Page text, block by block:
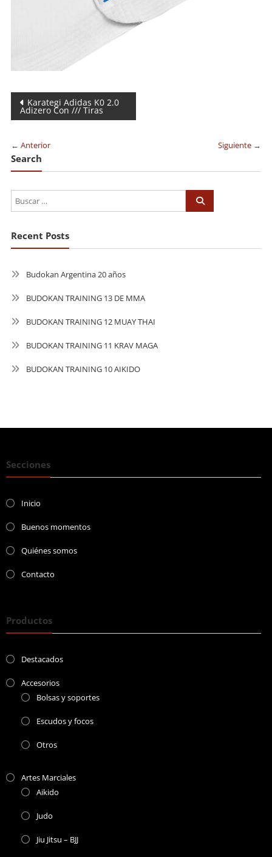
Navegación
de
entradas
Karategi Adidas K0 2.0
Adizero Con /// Tiras
← Anterior Siguiente →
Search
Recent Posts
Budokan Argentina 20 años
BUDOKAN TRAINING 13 DE MMA
BUDOKAN TRAINING 12 MUAY THAI
BUDOKAN TRAINING 11 KRAV MAGA
BUDOKAN TRAINING 10 AIKIDO
Secciones
Inicio
Buenos momentos
Quiénes somos
Contacto
Productos
Destacados
Accesorios
Bolsas y soportes
Escudos y focos
Otros
Artes Marciales
Aikido
Judo
Jiu Jitsu – BJJ